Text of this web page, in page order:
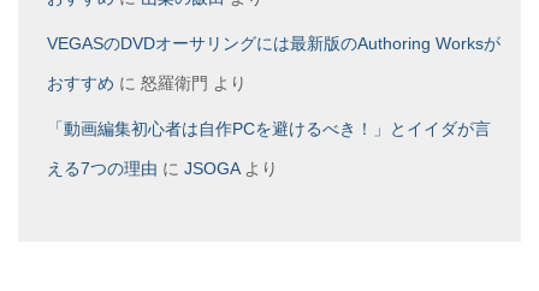
VEGASのDVDオーサリングには最新版のAuthoring Worksが
おすすめ に 怒羅衛門 より
「動画編集初心者は自作PCを避けるべき！」とイイダが言
える7つの理由 に JSOGAより